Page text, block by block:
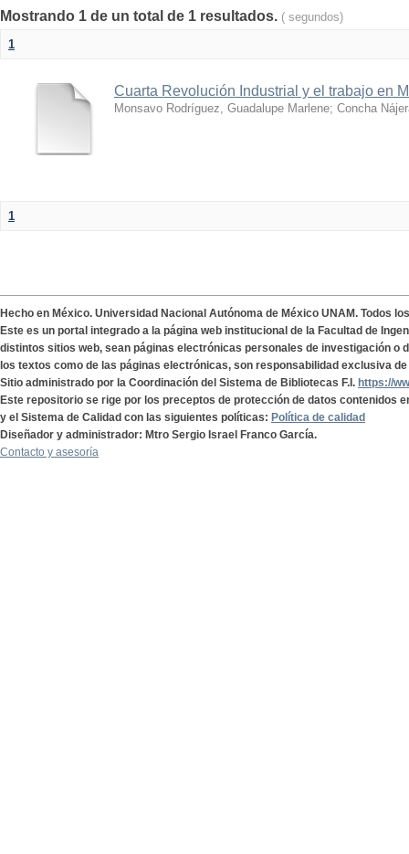
Mostrando 1 de un total de 1 resultados. ( segundos)
1
Cuarta Revolución Industrial y el trabajo en
Monsavo Rodríguez, Guadalupe Marlene; Concha
1
Hecho en México. Universidad Nacional Autónoma de México UNAM. Todos
Este es un portal integrado a la página web institucional de la Facultad de
distintos sitios web, sean páginas electrónicas personales de investigación o
los textos como de las páginas electrónicas, son responsabilidad exclusiva
Sitio administrado por la Coordinación del Sistema de Bibliotecas F.I. https://
Este repositorio se rige por los preceptos de protección de datos contenidos
y el Sistema de Calidad con las siguientes políticas: Política de calidad
Diseñador y administrador: Mtro Sergio Israel Franco García.
Contacto y asesoría